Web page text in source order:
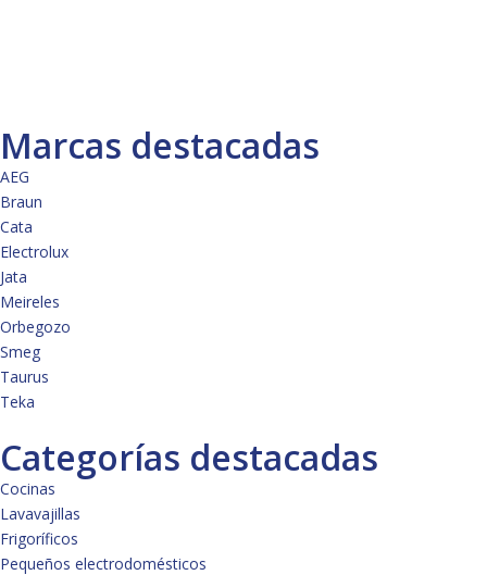
Marcas destacadas
AEG
Braun
Cata
Electrolux
Jata
Meireles
Orbegozo
Smeg
Taurus
Teka
Categorías destacadas
Cocinas
Lavavajillas
Frigoríficos
Pequeños electrodomésticos